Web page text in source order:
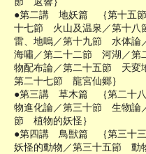
●第二講 地妖篇 ｛第十五
十七節 火山及温泉／第十八
雷、地嗚／第十九節 水体
海嘯／第二十二節 河湖／
物配布論／第二十五節 天変
第二十七節 龍宮仙郷｝
●第三講 草木篇 ｛第二十
物進化論／第三十節 生物論
節 植物的妖怪｝
●第四講 鳥獣篇 ｛第三十
妖怪的動物／第三十五節 動